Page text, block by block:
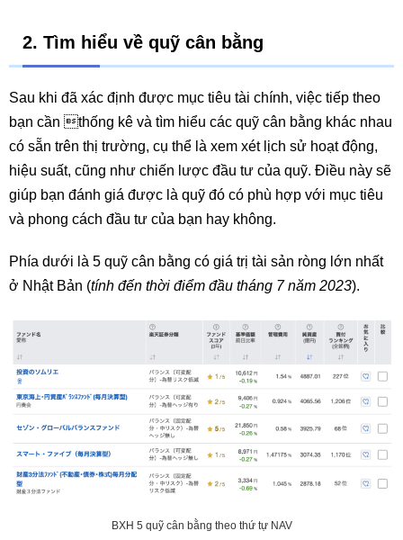
2. Tìm hiểu về quỹ cân bằng
Sau khi đã xác định được mục tiêu tài chính, việc tiếp theo
bạn cần thống kê và tìm hiểu các quỹ cân bằng khác nhau
có sẵn trên thị trường, cụ thể là xem xét lịch sử hoạt động,
hiệu suất, cũng như chiến lược đầu tư của quỹ. Điều này sẽ
giúp bạn đánh giá được là quỹ đó có phù hợp với mục tiêu
và phong cách đầu tư của bạn hay không.
Phía dưới là 5 quỹ cân bằng có giá trị tài sản ròng lớn nhất
ở Nhật Bản (tính đến thời điểm đầu tháng 7 năm 2023).
BXH 5 quỹ cân bằng theo thứ tự NAV